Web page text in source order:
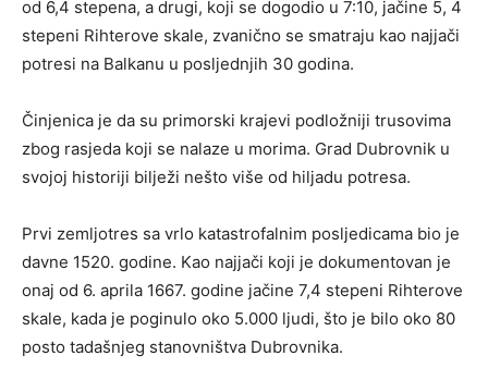
od 6,4 stepena, a drugi, koji se dogodio u 7:10, jačine 5, 4
stepeni Rihterove skale, zvanično se smatraju kao najjači
potresi na Balkanu u posljednjih 30 godina.
Činjenica je da su primorski krajevi podložniji trusovima
zbog rasjeda koji se nalaze u morima. Grad Dubrovnik u
svojoj historiji bilježi nešto više od hiljadu potresa.
Prvi zemljotres sa vrlo katastrofalnim posljedicama bio je
davne 1520. godine. Kao najjači koji je dokumentovan je
onaj od 6. aprila 1667. godine jačine 7,4 stepeni Rihterove
skale, kada je poginulo oko 5.000 ljudi, što je bilo oko 80
posto tadašnjeg stanovništva Dubrovnika.